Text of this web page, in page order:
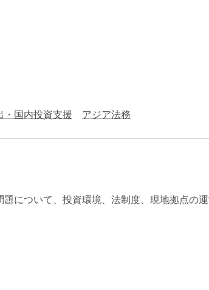
・国内投資支援 アジア法務
について、投資環境、法制度、現地拠点の